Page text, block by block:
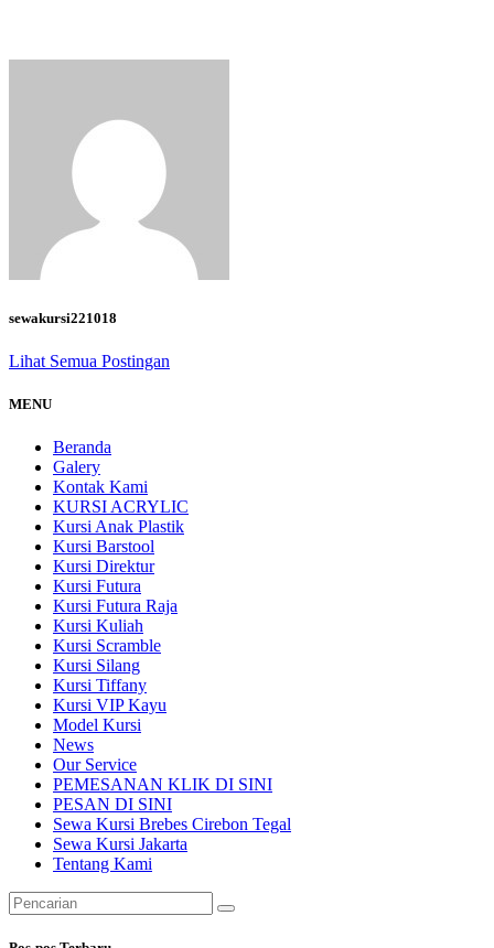
sewakursi221018
Lihat Semua Postingan
MENU
Beranda
Galery
Kontak Kami
KURSI ACRYLIC
Kursi Anak Plastik
Kursi Barstool
Kursi Direktur
Kursi Futura
Kursi Futura Raja
Kursi Kuliah
Kursi Scramble
Kursi Silang
Kursi Tiffany
Kursi VIP Kayu
Model Kursi
News
Our Service
PEMESANAN KLIK DI SINI
PESAN DI SINI
Sewa Kursi Brebes Cirebon Tegal
Sewa Kursi Jakarta
Tentang Kami
Pencarian
untuk: